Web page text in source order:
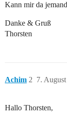
Kann mir da
Danke & Gruß
Thorsten
Achim 7.
2
Hallo Thorsten,